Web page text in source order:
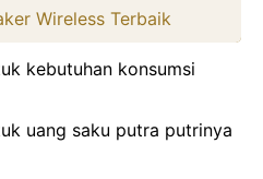
Wireless Terbaik
kebutuhan konsumsi
uang saku putra putrinya